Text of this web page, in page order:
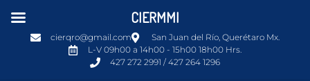
cierqro@gmail.com
San Juan del Río, Querétaro Mx.
L-V 09h00 a 14h00 - 15h00 18h00 Hrs.
427 272 2991 / 427 264 1296
CIERMMI